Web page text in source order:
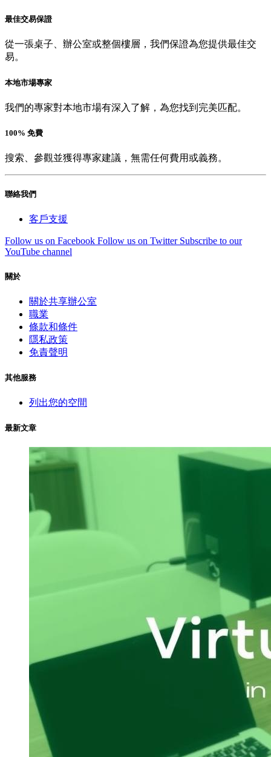
最佳交易保證
從一張桌子、辦公室或整個樓層，我們保證為您提供最佳交
易。
本地市場專家
我們的專家對本地市場有深入了解，為您找到完美匹配。
100% 免費
搜索、參觀並獲得專家建議，無需任何費用或義務。
聯絡我們
客戶支援
Follow us on Facebook Follow us on Twitter Subscribe to our
YouTube channel
關於
關於共享辦公室
職業
條款和條件
隱私政策
免責聲明
其他服務
列出您的空間
最新文章